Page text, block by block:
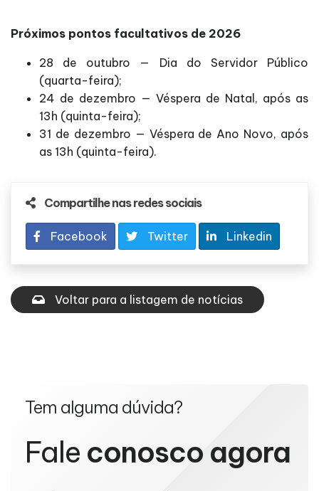
Próximos pontos facultativos de 2026
28 de outubro — Dia do Servidor Público
(quarta-feira);
24 de dezembro — Véspera de Natal, após as
13h (quinta-feira);
31 de dezembro — Véspera de Ano Novo, após
as 13h (quinta-feira).
Compartilhe nas redes sociais
Facebook Twitter Linkedin
Voltar para a listagem de notícias
Tem alguma dúvida?
Fale conosco agora